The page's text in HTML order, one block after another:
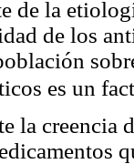
de la
de los
es un
la